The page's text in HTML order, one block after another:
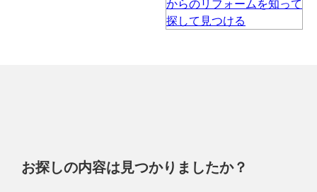
お探しの内容は見つかりましたか？